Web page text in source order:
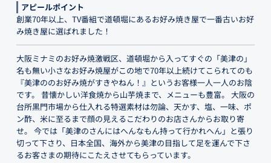
アピールポイント
創業70年以上、TV番組で道頓堀にあるお好み焼き屋で一番古いお好
み焼き屋に選ばれました！
大阪ミナミのお好み焼激戦区、道頓堀から入ってすぐの「美津の」
名も無い小さなお好み焼屋がこの地で70年以上続けてこられてのも
『美津ののお好み焼がすきやねん！』というお客様一人一人のお陰
です。 昔懐かしい洋食焼から山芋焼まで、メニューも豊富。 大阪の
台所黒門市場から仕入れる特選素材は勿論、天かす、塩、一味、ポ
ン酢、米に至るまで顔の見えるこだわりのお店さんからお取り寄
せ。 今では「美津のさんにはへんなもん持って行かれへん」と張り
切って下さり、日本全国、海外から美津の目指して足を運んで下さ
るお客さまの期待にこたえさせてもらっています。